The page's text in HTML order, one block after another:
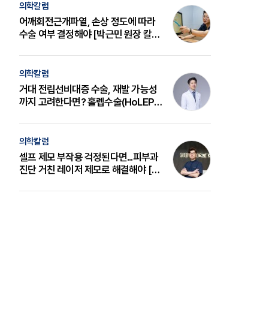
의학칼럼
어깨회전근개파열, 손상 정도에 따라
수술 여부 결정해야 [박근민 원장 칼
의학칼럼
거대 전립선비대증 수술, 재발 가능성
까지 고려한다면? 홀렙수술(HoLEP)
의학칼럼
셀프 제모 부작용 걱정된다면...피부과
진단 거친 레이저 제모로 해결해야 [변